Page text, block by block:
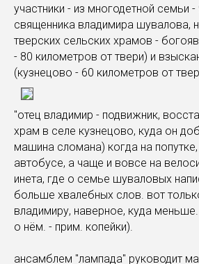
участники - из многодетной семьи -
священника владимира шувалова,
тверских сельских храмов -
- 80 километров от твери) и
(кузнецово - 60 километров от
"отец владимир - подвижник,
храм в селе кузнецово, куда он
машина сломана) когда на
автобусе, а чаще и вовсе на
инета, где о семье шуваловых
больше хвалебных слов. вот
владимиру, наверное, куда
о нём. - прим. копейки).
ансамблем "лампада" руководит